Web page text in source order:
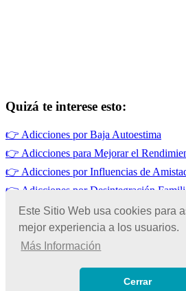
Este Sitio Web usa cookies para
mejor experiencia a los usuarios.
Más Información
Cerrar
Quizá te interese esto:
👉 Adicciones por Baja Autoestima
👉 Adicciones para Mejorar el
👉 Adicciones por Influencias de
👉 Adicciones por Desintegración
👉Alcoholismo en México
👉Adicciones por Falta de Habilidades
© Copyright 2026 | Todos los Derechos